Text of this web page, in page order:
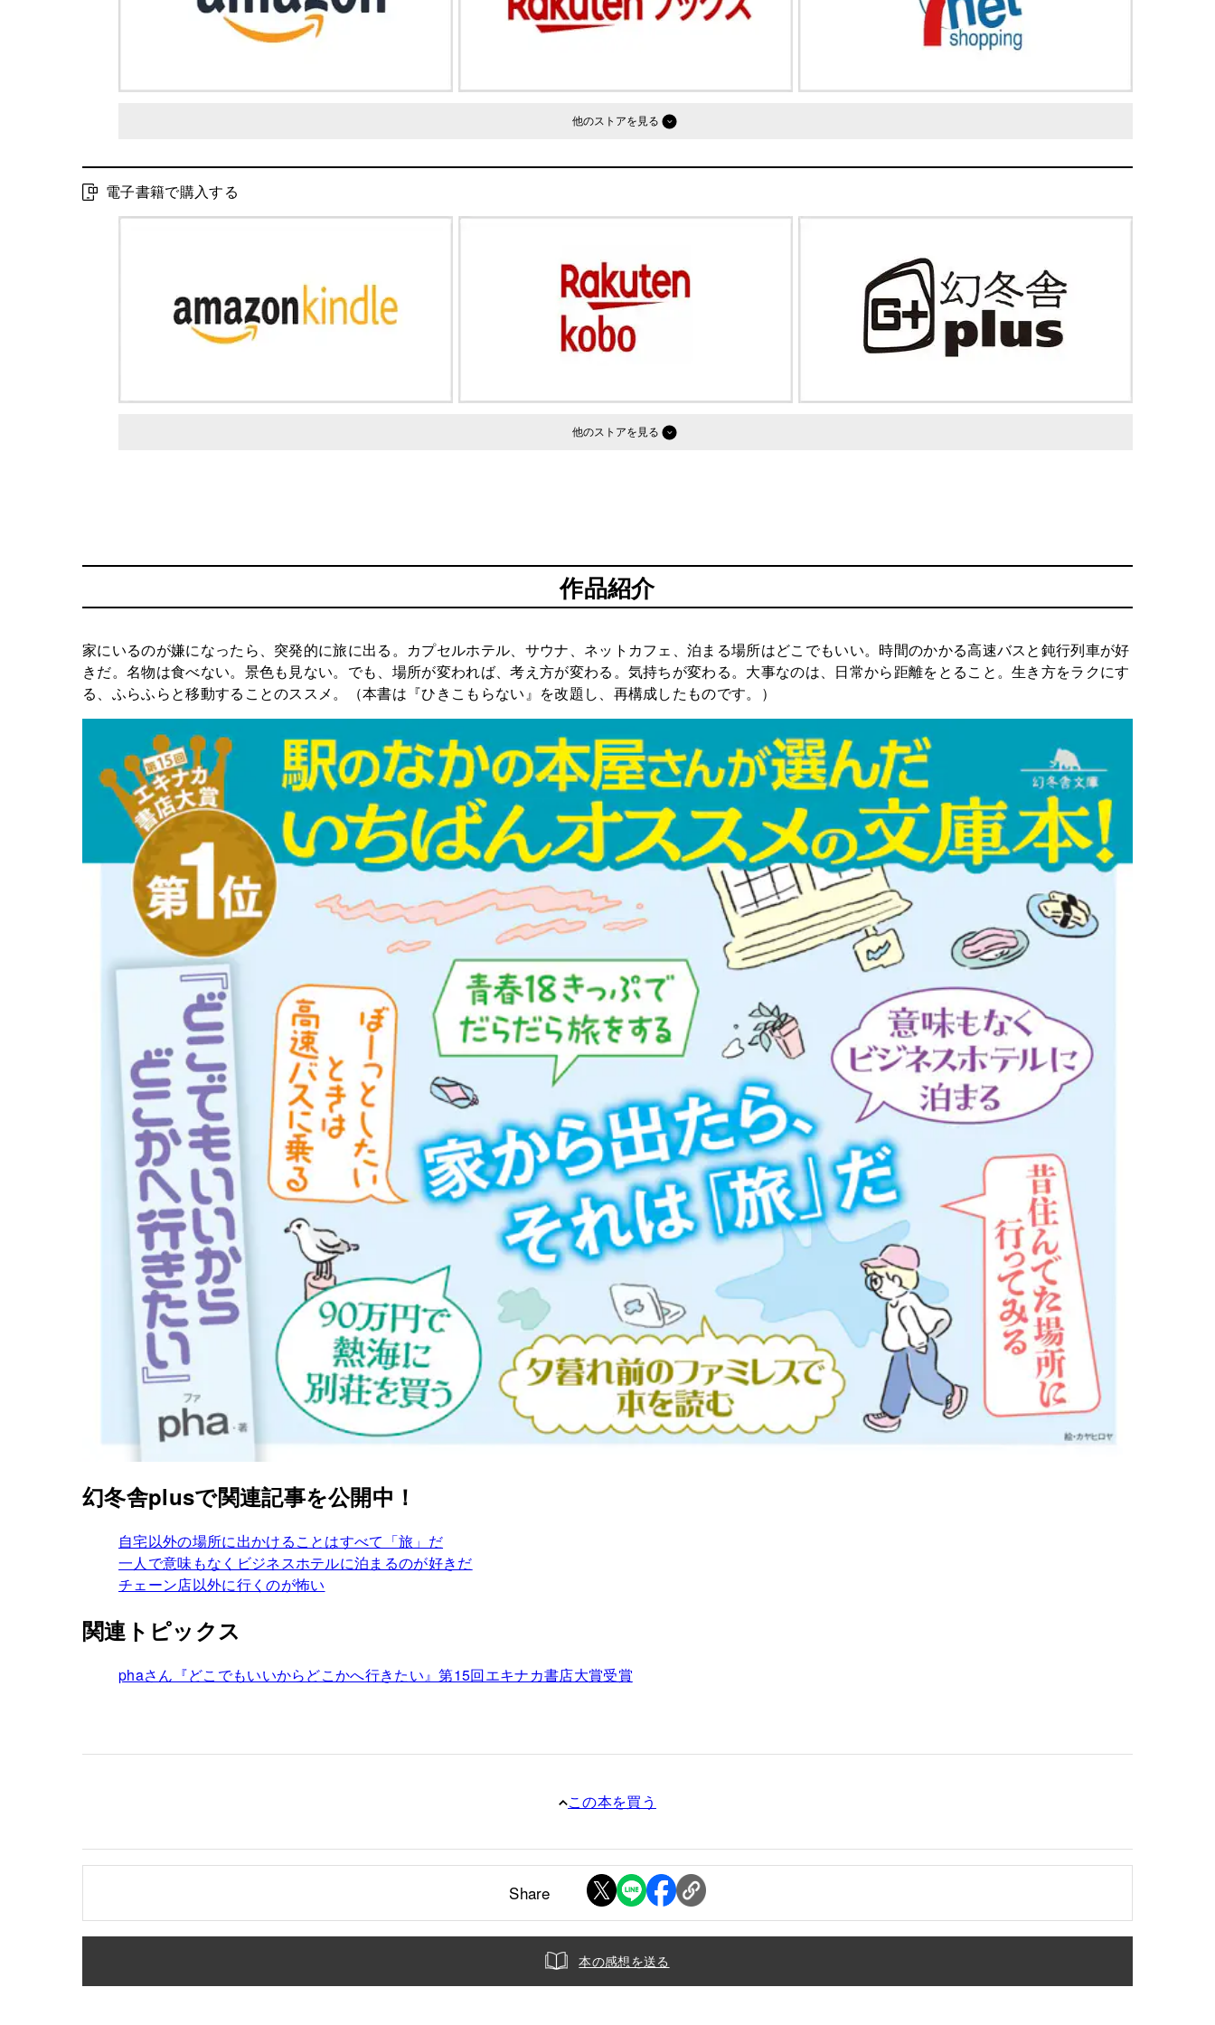
他のストア
電子書籍で購入する
他のストア
作品紹介
家にいるのが嫌になったら、突発的に旅に出る。カプセルホテル、サウナ、ネットカフェ、泊まる場所はどこでもいい。時間のかかる高速バスと鈍行列車が好
きだ。名物は食べない。景色も見ない。でも、場所が変われば、考え方が変わる。気持ちが変わる。大事なのは、日常から距離をとること。生き方をラクにす
る、ふらふらと移動することのススメ。（本書は『ひきこもらない』を改題し、再構成したものです。）
幻冬舎plusで関連記事を公開中！
自宅以外の場所に出かけることはすべて「旅」だ
一人で意味もなくビジネスホテルに泊まるのが好きだ
チェーン店以外に行くのが怖い
関連トピックス
phaさん『どこでもいいからどこかへ行きたい』第15回エキナカ書店大賞受賞
この本を買う
Share
本の感想を送る